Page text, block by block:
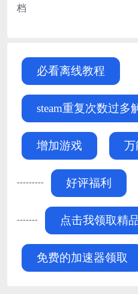
档
必看离线教程
steam重复次数过多
增加游戏 万
--------- 好评福利
------- 点击我领取精
免费的加速器领取